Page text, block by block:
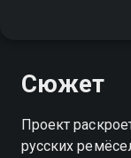
Сюжет
Проект
русских